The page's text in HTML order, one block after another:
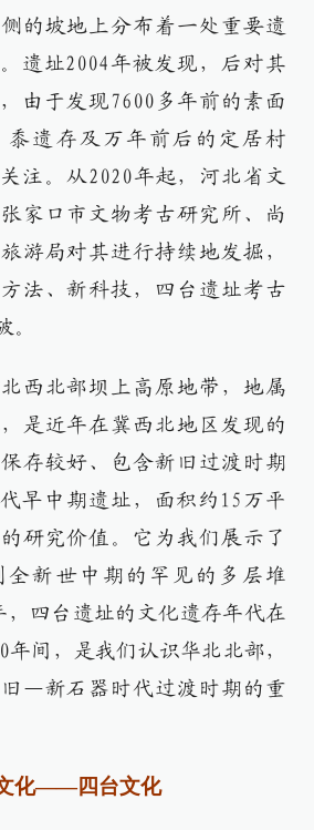
的坡地上分布着一处重要遗
遗址2004年被发现，后对其
由于发现7600多年前的素面
黍遗存及万年前后的定居村
注。从2020年起，河北省文
家口市文物考古研究所、尚
游局对其进行持续地发掘，
法、新科技，四台遗址考古
。
西北部坝上高原地带，地属
是近年在冀西北地区发现的
存较好、包含新旧过渡时期
早中期遗址，面积约15万平
研究价值。它为我们展示了
全新世中期的罕见的多层堆
，四台遗址的文化遗存年代在
年间，是我们认识华北北部，
—新石器时代过渡时期的重
化——四台文化